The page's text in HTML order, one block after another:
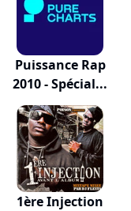
Puissance Rap
2010 - Spécial...
1ère Injection